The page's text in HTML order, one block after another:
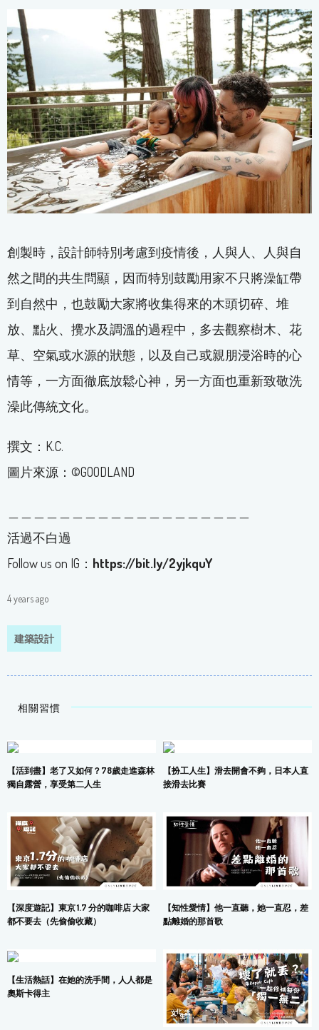
創製時，設計師特別考慮到疫情後，人與人、人與自
然之間的共生問顯，因而特別鼓勵用家不只將澡缸帶
到自然中，也鼓勵大家將收集得來的木頭切碎、堆
放、點火、攪水及調溫的過程中，多去觀察樹木、花
草、空氣或水源的狀態，以及自己或親朋浸浴時的心
情等，一方面徹底放鬆心神，另一方面也重新致敬洗
澡此傳統文化。
撰文：K.C.
圖片來源：©GOODLAND
活過不白過
Follow us on IG： https://bit.ly/2yjkquY
4 years ago
建築設計
相關習慣
【活到盡】老了又如何？78歲走進森林
獨自露營，享受第二人生
【扮工人生】滑去開會不夠，日本人直
接滑去比賽
【深度遊記】東京 1.7 分的咖啡店 大家
都不要去（先偷偷收藏）
【知性愛情】他一直聽，她一直忍，差
點離婚的那首歌
【生活熱話】在她的洗手間，人人都是
奧斯卡得主